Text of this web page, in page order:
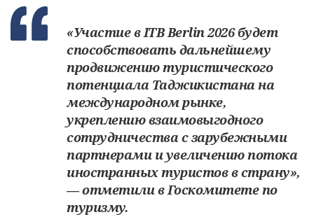
«Участие в ITB Berlin 2026 будет
способствовать дальнейшему
продвижению туристического
потенциала Таджикистана на
международном рынке,
укреплению взаимовыгодного
сотрудничества с зарубежными
партнерами и увеличению потока
иностранных туристов в страну»,
— отметили в Госкомитете по
туризму.